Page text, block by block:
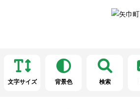
文字サイズ 背景色 検索